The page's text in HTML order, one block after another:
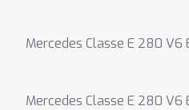
Mercedes Classe E 280 V6
Mercedes Classe E 280 V6